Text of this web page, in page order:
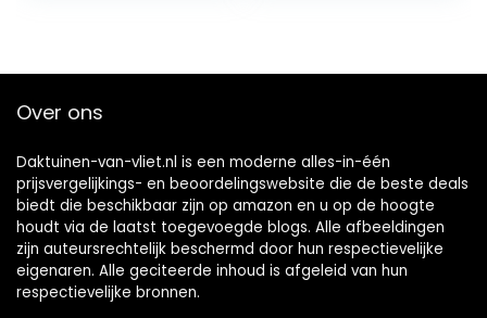
Over ons
Daktuinen-van-vliet.nl is een moderne alles-in-één
prijsvergelijkings- en beoordelingswebsite die de beste deals
biedt die beschikbaar zijn op amazon en u op de hoogte
houdt via de laatst toegevoegde blogs. Alle afbeeldingen
zijn auteursrechtelijk beschermd door hun respectievelijke
eigenaren. Alle geciteerde inhoud is afgeleid van hun
respectievelijke bronnen.